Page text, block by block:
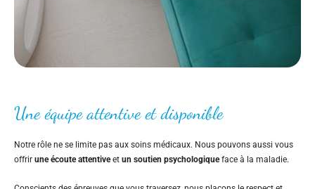
Une équipe attentive et disponible
Notre rôle ne se limite pas aux soins médicaux. Nous pouvons aussi vous
offrir une écoute attentiveet un soutien psychologiqueface à la maladie.